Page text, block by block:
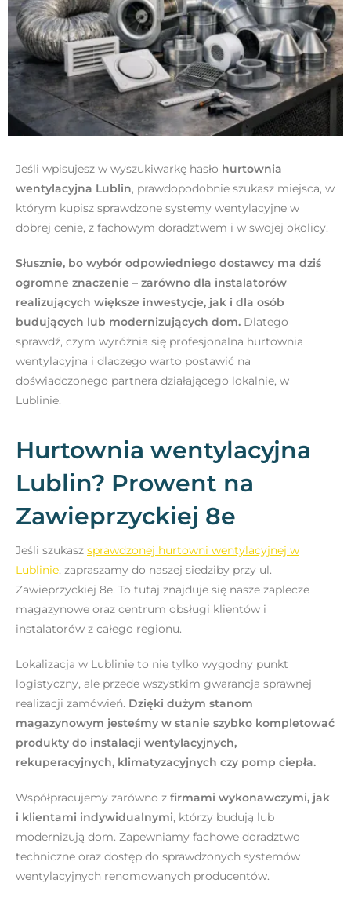
Jeśli wpisujesz w wyszukiwarkę hasło hurtownia
wentylacyjna Lublin, prawdopodobnie szukasz miejsca, w
którym kupisz sprawdzone systemy wentylacyjne w
dobrej cenie, z fachowym doradztwem i w swojej okolicy.
Słusznie, bo wybór odpowiedniego dostawcy ma dziś
ogromne znaczenie – zarówno dla instalatorów
realizujących większe inwestycje, jak i dla osób
budujących lub modernizujących dom. Dlatego
sprawdź, czym wyróżnia się profesjonalna hurtownia
wentylacyjna i dlaczego warto postawić na
doświadczonego partnera działającego lokalnie, w
Lublinie.
Hurtownia wentylacyjna
Lublin? Prowent na
Zawieprzyckiej 8e
Jeśli szukasz sprawdzonej hurtowni wentylacyjnej w
Lublinie, zapraszamy do naszej siedziby przy ul.
Zawieprzyckiej 8e. To tutaj znajduje się nasze zaplecze
magazynowe oraz centrum obsługi klientów i
instalatorów z całego regionu.
Lokalizacja w Lublinie to nie tylko wygodny punkt
logistyczny, ale przede wszystkim gwarancja sprawnej
realizacji zamówień. Dzięki dużym stanom
magazynowym jesteśmy w stanie szybko kompletować
produkty do instalacji wentylacyjnych,
rekuperacyjnych, klimatyzacyjnych czy pomp ciepła.
Współpracujemy zarówno z firmami wykonawczymi, jak
i klientami indywidualnymi, którzy budują lub
modernizują dom. Zapewniamy fachowe doradztwo
techniczne oraz dostęp do sprawdzonych systemów
wentylacyjnych renomowanych producentów.